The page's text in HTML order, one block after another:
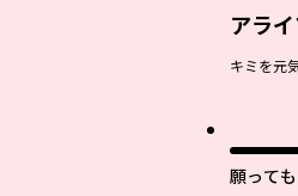
アラ
キミを元
願って